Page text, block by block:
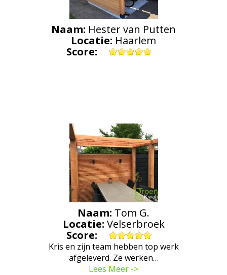
Naam: Hester van Putten
Locatie: Haarlem
Score:
Naam: Tom G.
Locatie: Velserbroek
Score:
Kris en zijn team hebben top werk
afgeleverd. Ze werken…
Lees Meer ->